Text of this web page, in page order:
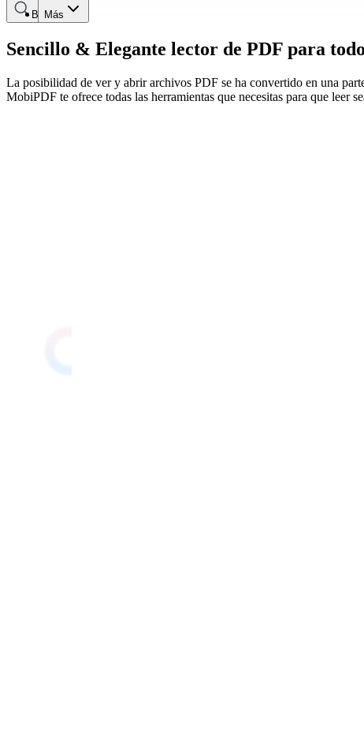
Más
Buscar
Sencillo & Elegante lector de PDF para
La posibilidad de ver y abrir archivos PDF se ha convertido en una
MobiPDF te ofrece todas las herramientas que necesitas para que leer